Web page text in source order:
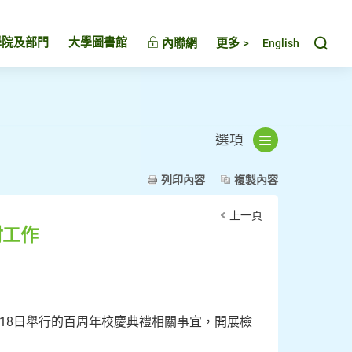
及部門 大學圖書館 內聯網 更多 > English
選項
列印內容 複製內容
上一頁
作
日舉行的百周年校慶典禮相關事宜，開展檢